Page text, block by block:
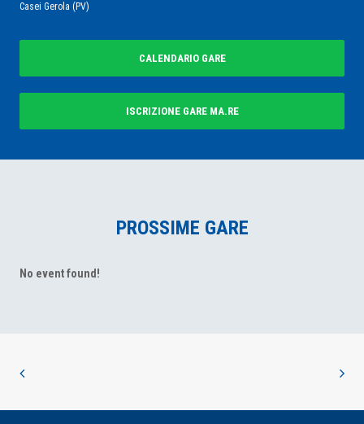
Casei Gerola (PV)
CALENDARIO GARE
ISCRIZIONE GARE MA.RE
PROSSIME GARE
No event found!